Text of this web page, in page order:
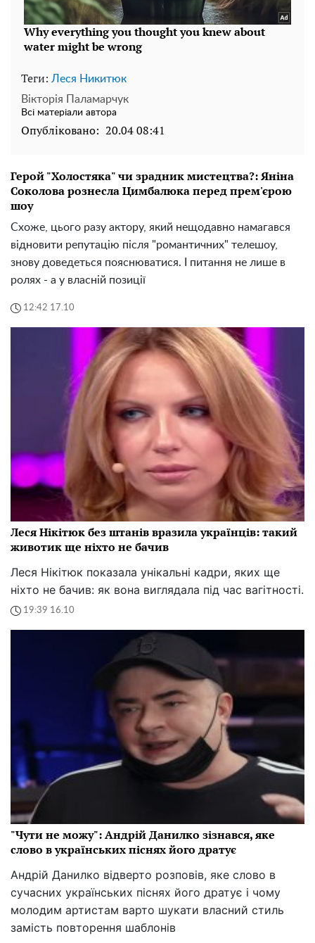
Теги: Леся Никитюк
Вікторія Паламарчук
Всі матеріали автора
Опубліковано: 20.04 08:41
Герой "Холостяка" чи зрадник мистецтва?: Яніна
Соколова рознесла Цимбалюка перед прем'єрою
шоу
Схоже, цього разу актору, який нещодавно намагався
відновити репутацію після "романтичних" телешоу,
знову доведеться пояснюватися. І питання не лише в
ролях - а у власній позиції
12:42 17.10
Леся Нікітюк без штанів вразила українців: такий
животик ще ніхто не бачив
Леся Нікітюк показала унікальні кадри, яких ще
ніхто не бачив: як вона виглядала під час вагітності.
19:39 16.10
"Чути не можу": Андрій Данилко зізнався, яке
слово в українських піснях його дратує
Андрій Данилко відверто розповів, яке слово в
сучасних українських піснях його дратує і чому
молодим артистам варто шукати власний стиль
замість повторення шаблонів